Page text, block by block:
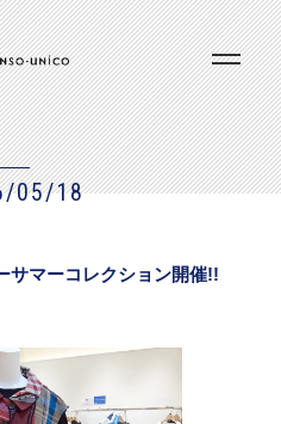
05/18
サマーコレクション開催!!